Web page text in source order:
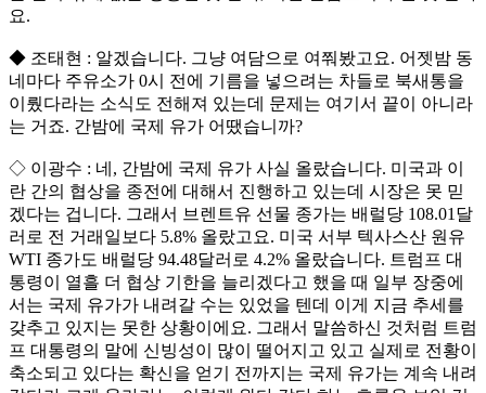
요.
◆ 조태현 : 알겠습니다. 그냥 여담으로 여쭤봤고요. 어젯밤 동
네마다 주유소가 0시 전에 기름을 넣으려는 차들로 북새통을
이뤘다라는 소식도 전해져 있는데 문제는 여기서 끝이 아니라
는 거죠. 간밤에 국제 유가 어땠습니까?
◇ 이광수 : 네, 간밤에 국제 유가 사실 올랐습니다. 미국과 이
란 간의 협상을 종전에 대해서 진행하고 있는데 시장은 못 믿
겠다는 겁니다. 그래서 브렌트유 선물 종가는 배럴당 108.01달
러로 전 거래일보다 5.8% 올랐고요. 미국 서부 텍사스산 원유
WTI 종가도 배럴당 94.48달러로 4.2% 올랐습니다. 트럼프 대
통령이 열흘 더 협상 기한을 늘리겠다고 했을 때 일부 장중에
서는 국제 유가가 내려갈 수는 있었을 텐데 이게 지금 추세를
갖추고 있지는 못한 상황이에요. 그래서 말씀하신 것처럼 트럼
프 대통령의 말에 신빙성이 많이 떨어지고 있고 실제로 전황이
축소되고 있다는 확신을 얻기 전까지는 국제 유가는 계속 내려